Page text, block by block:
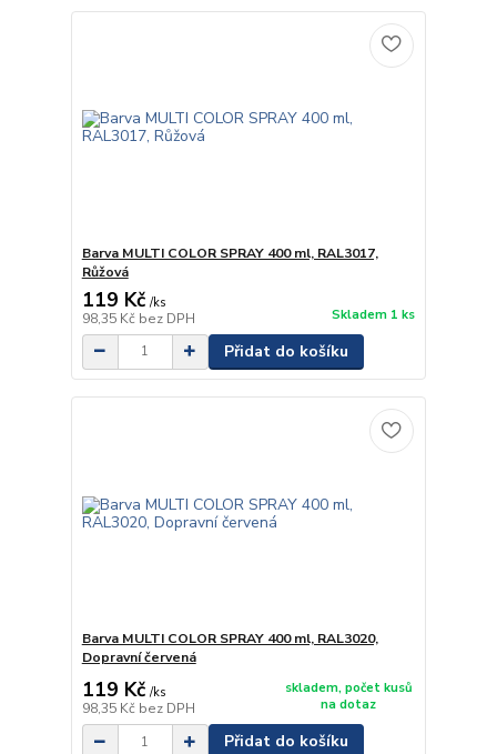
Barva MULTI COLOR SPRAY 400 ml, RAL3017,
Růžová
119 Kč /ks
98,35 Kč bez DPH Skladem 1 ks
Přidat do košíku
Barva MULTI COLOR SPRAY 400 ml, RAL3020,
Dopravní červená
119 Kč /ks
98,35 Kč bez DPH
skladem, počet kusů
na dotaz
Přidat do košíku